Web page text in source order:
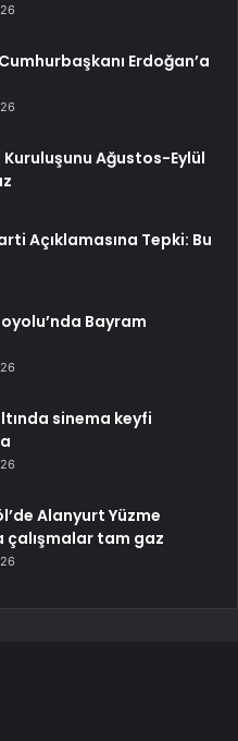
Erdoğan’a
Ağustos-Eylül
Açıklamasına Tepki: Bu
Bayram
sinema keyfi
Alanyurt Yüzme
çalışmalar tam gaz